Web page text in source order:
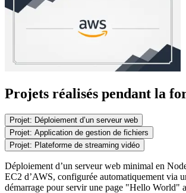
Projets réalisés pendant la
Projet: Déploiement d’un serveur web
Projet: Application de gestion de fichiers
Projet: Plateforme de streaming vidéo
Déploiement d’un serveur web minimal en
EC2 d’AWS, configurée automatiquement via
démarrage pour servir une page "Hello World"